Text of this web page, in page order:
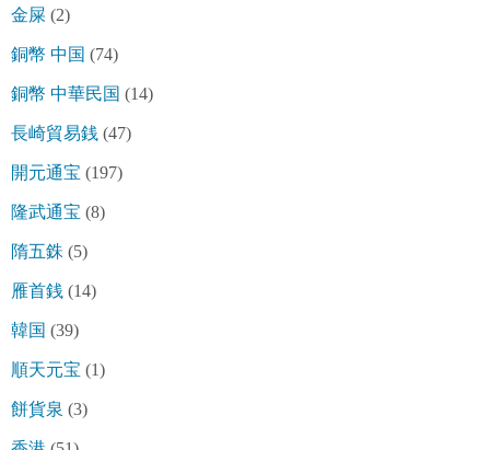
金屎 (2)
銅幣 中国 (74)
銅幣 中華民国 (14)
長崎貿易銭 (47)
開元通宝 (197)
隆武通宝 (8)
隋五銖 (5)
雁首銭 (14)
韓国 (39)
順天元宝 (1)
餅貨泉 (3)